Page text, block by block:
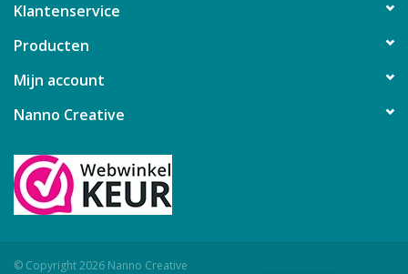
Klantenservice
Producten
Mijn account
Nanno Creative
© Copyright 2026 Nanno Creative